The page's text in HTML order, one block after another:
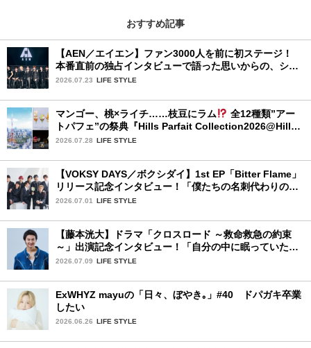
おすすめ記事
【AEN／エイエン】ファン3000人を前に初ステージ！
本番直前の独占インタビューで語った思いからの、ショ
ーケース完全レポート！
2026.07.23 LIFE STYLE
マンゴー、桃×ライチ……枝豆にラム
全12種類”アー
トパフェ”の祭典『Hills Parfait Collection2026@Hills
House』
2026.07.28 LIFE STYLE
【VOKSY DAYS／ボクシダイ】1st EP「Bitter Flame」
リリース記念インタビュー！「僕たちの名刺代わりのよ
うなアルバム」
2026.07.01 LIFE STYLE
【藤本洸大】ドラマ「クロスロード ～救命救急の約束
～」出演記念インタビュー！「自分の中に眠っていた熱
を思い出させてもらった作品です」
2026.07.09 LIFE STYLE
ExWHYZ mayuの「日々、ぼやき｡」#40 ドパガキ卒業
したい
2026.06.26 LIFE STYLE